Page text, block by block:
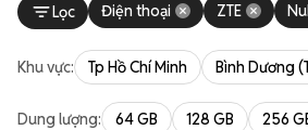
Lọc Điện thoại ZTE
Khu vực: Tp Hồ Chí Minh Bình Dương
Dung lượng: 64 GB 128 GB 256